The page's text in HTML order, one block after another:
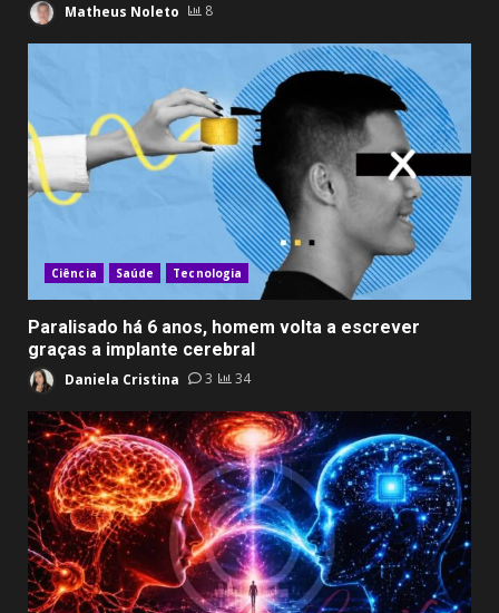
Matheus Noleto 8
Ciência Saúde Tecnologia
Paralisado há 6 anos, homem volta a escrever
graças a implante cerebral
Daniela Cristina 3 34